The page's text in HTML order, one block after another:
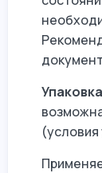
(условия